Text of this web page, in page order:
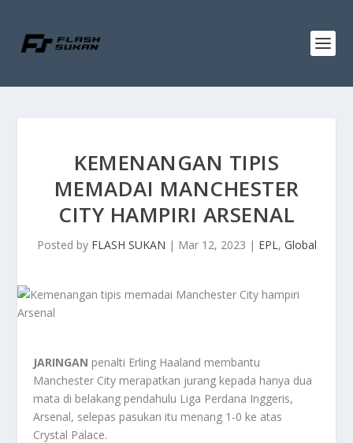
KEMENANGAN TIPIS
MEMADAI MANCHESTER
CITY HAMPIRI ARSENAL
Posted by FLASH SUKAN | Mar 12, 2023 | EPL, Global
JARINGAN penalti Erling Haaland membantu
Manchester City merapatkan jurang kepada hanya dua
mata di belakang pendahulu Liga Perdana Inggeris,
Arsenal, selepas pasukan itu menang 1-0 ke atas
Crystal Palace.